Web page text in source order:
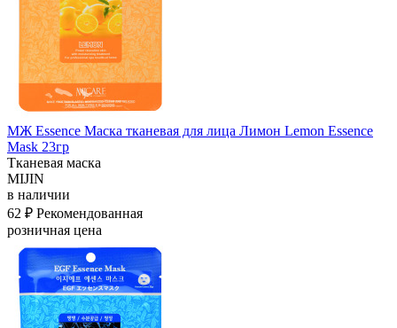
МЖ Essence Маска тканевая для лица Лимон Lemon Essence
Mask 23гр
Тканевая маска
MIJIN
в наличии
62 ₽ Рекомендованная
розничная цена